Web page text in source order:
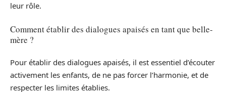
leur rôle.
Comment établir des dialogues apaisés en tant que belle-
mère ?
Pour établir des dialogues apaisés, il est essentiel d’écouter
activement les enfants, de ne pas forcer l’harmonie, et de
respecter les limites établies.